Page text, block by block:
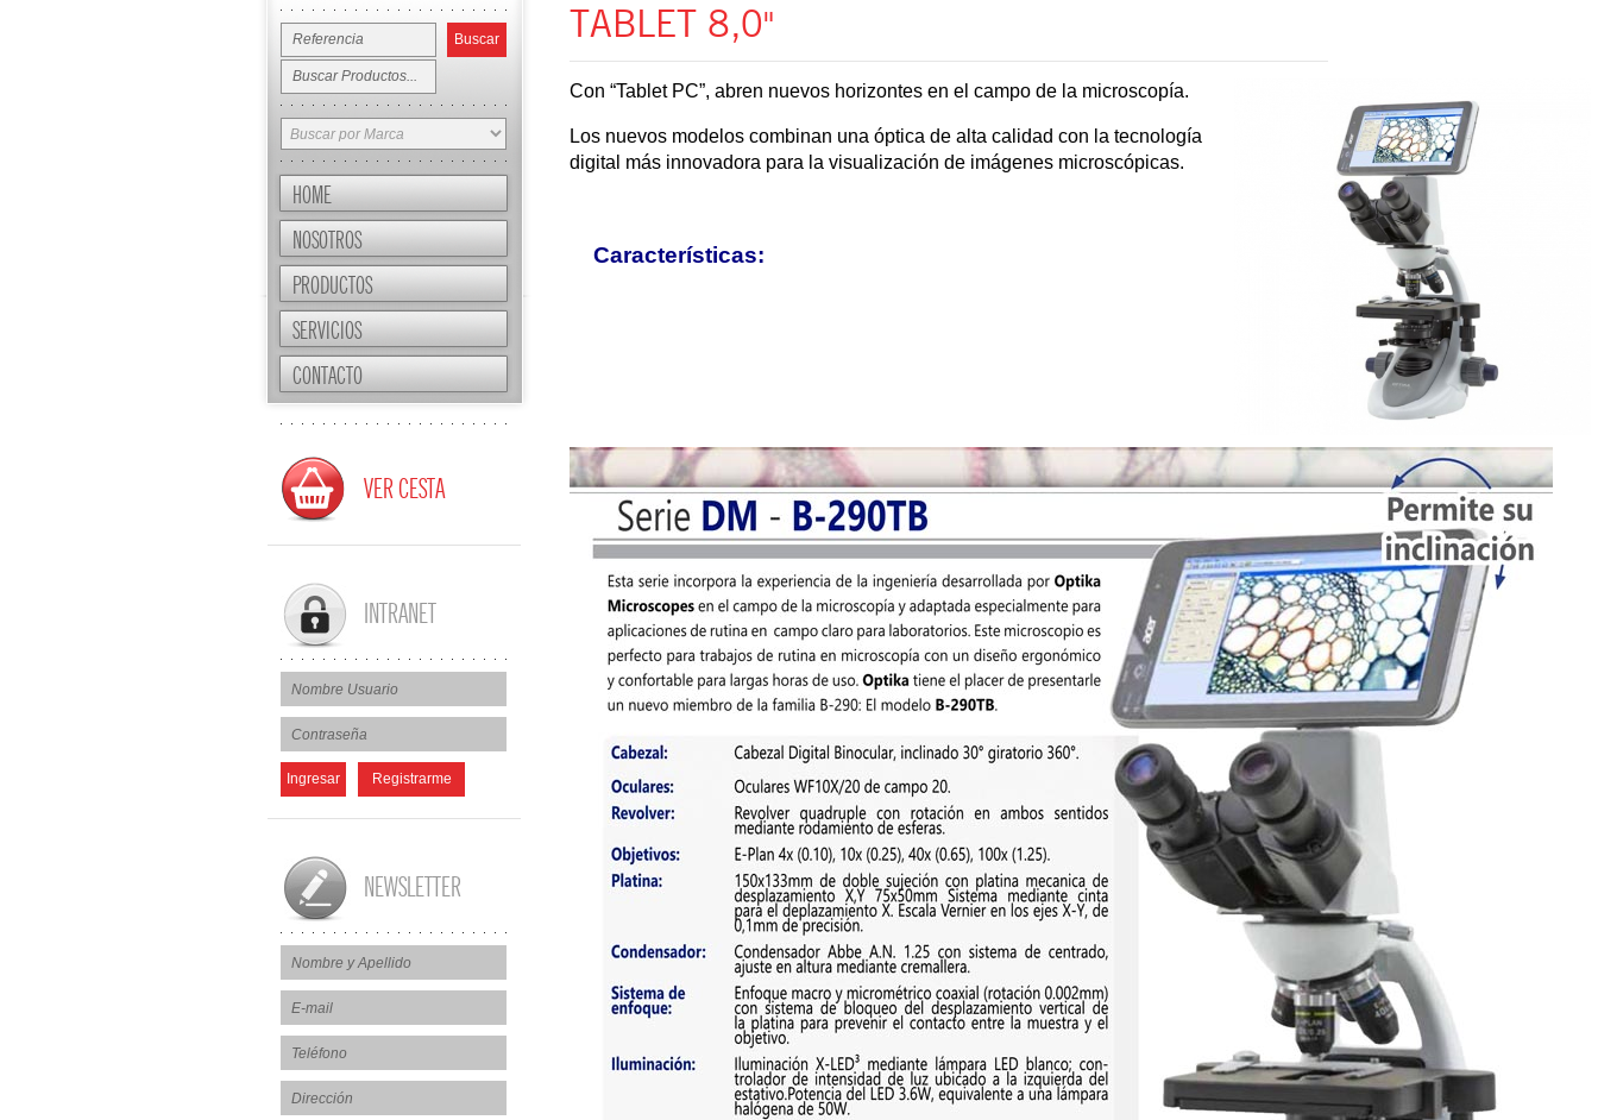
HOME
NOSOTROS
PRODUCTOS
SERVICIOS
CONTACTO
VER CESTA
INTRANET
NEWSLETTER
TABLET 8,0"
Con “Tablet PC”, abren nuevos horizontes en el campo de la microscopía.
Los nuevos modelos combinan una óptica de alta calidad con la tecnología
digital más innovadora para la visualización de imágenes microscópicas.
Características: